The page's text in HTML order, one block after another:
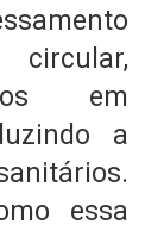
em
a
essa